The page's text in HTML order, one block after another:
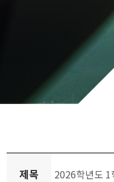
제목 2026학년도 1